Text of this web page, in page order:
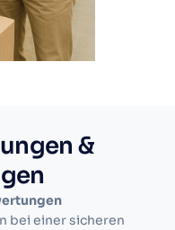
&
bei einer sicheren